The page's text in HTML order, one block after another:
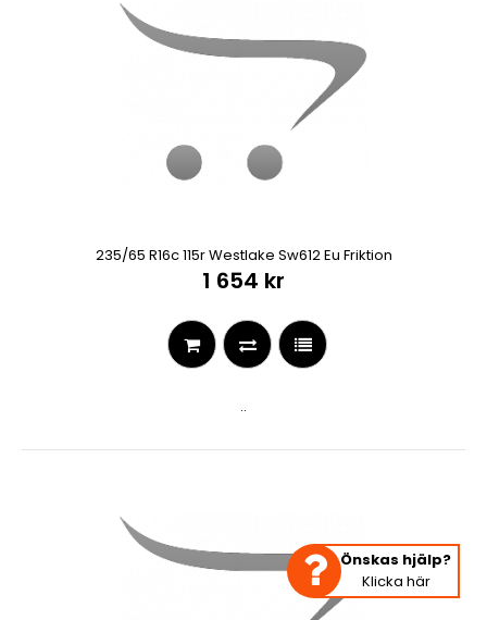
235/65 R16c 115r Westlake Sw612 Eu Friktion
1 654 kr
..
Önskas hjälp?
Klicka här